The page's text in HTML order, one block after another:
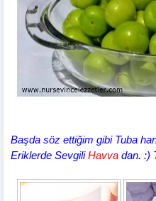
Başda söz ettiğim gibi Tuba
Eriklerde SevgiliHavva dan. :)